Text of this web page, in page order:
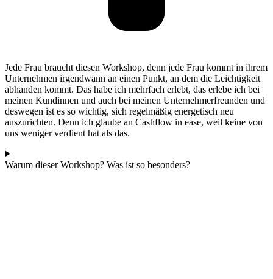
Jede Frau braucht diesen Workshop, denn jede Frau kommt in ihrem
Unternehmen irgendwann an einen Punkt, an dem die Leichtigkeit
abhanden kommt. Das habe ich mehrfach erlebt, das erlebe ich bei
meinen Kundinnen und auch bei meinen Unternehmerfreunden und
deswegen ist es so wichtig, sich regelmäßig energetisch neu
auszurichten. Denn ich glaube an Cashflow in ease, weil keine von
uns weniger verdient hat als das.
Warum dieser Workshop? Was ist so besonders?